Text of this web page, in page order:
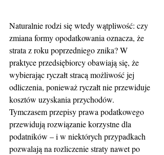
Naturalnie rodzi się wtedy wątpliwość: czy
zmiana formy opodatkowania oznacza, że
strata z roku poprzedniego znika? W
praktyce przedsiębiorcy obawiają się, że
wybierając ryczałt stracą możliwość jej
odliczenia, ponieważ ryczałt nie przewiduje
kosztów uzyskania przychodów.
Tymczasem przepisy prawa podatkowego
przewidują rozwiązanie korzystne dla
podatników – i w niektórych przypadkach
pozwalają na rozliczenie straty nawet po